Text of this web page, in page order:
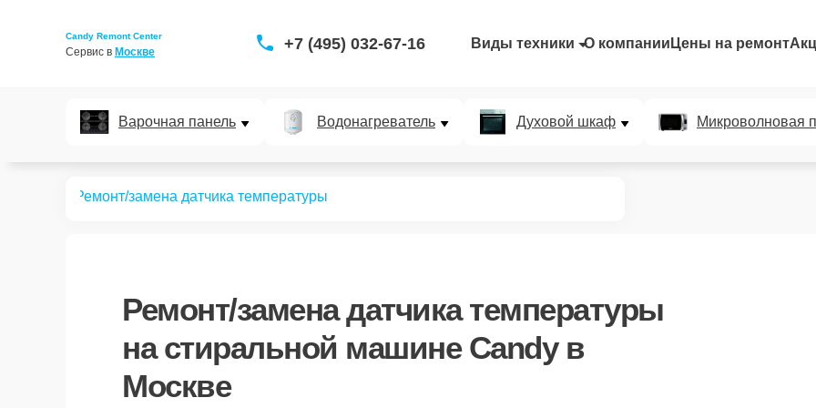
Candy Remont Center
Сервис в Москве +7 (495) 032-67-16 Виды техники О компании Цены на ремонт
Варочная панель Водонагреватель Духовой шкаф Микроволновая
Ремонт/замена датчика температуры
Ремонт/замена датчика температуры
на стиральной машине Candy в
Москве